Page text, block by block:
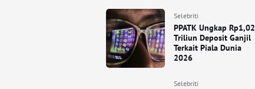
Selebriti
PPATK Ungkap Rp1,02
Triliun Deposit Ganjil
Terkait Piala Dunia
2026
Selebriti